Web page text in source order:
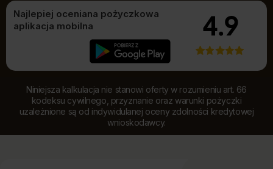
Najlepiej oceniana pożyczkowa
aplikacja mobilna
Niniejsza kalkulacja nie stanowi oferty w rozumieniu art. 66
kodeksu cywilnego, przyznanie oraz warunki pożyczki
uzależnione są od indywidulanej oceny zdolności kredytowej
wnioskodawcy.